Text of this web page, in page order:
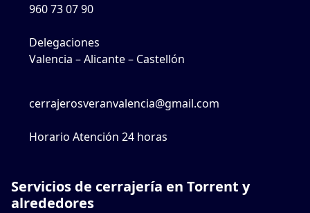
960 73 07 90
Delegaciones
Valencia – Alicante – Castellón
cerrajerosveranvalencia@gmail.com
Horario Atención 24 horas
Servicios de cerrajería en Torrent y
alrededores